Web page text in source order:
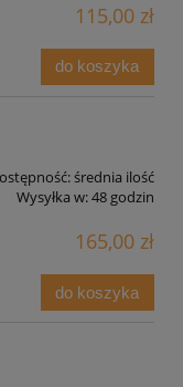
115,00 zł
do koszyka
średnia ilość
Wysyłka w:48 godzin
165,00 zł
do koszyka